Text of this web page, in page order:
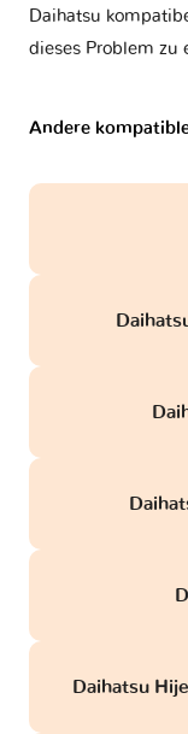
Daihatsu
dieses Problem zu
Andere
Daihatsu